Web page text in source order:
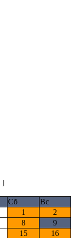
]
Сб
Вс
1
2
8
9
15
16